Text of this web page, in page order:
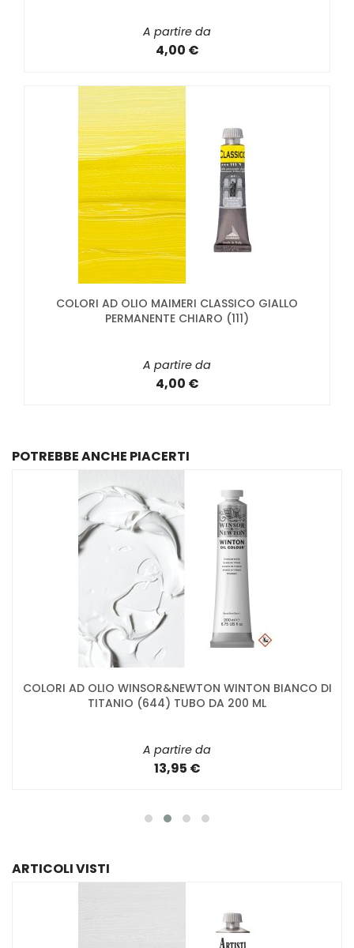
A partire da
4,00 €
COLORI AD OLIO MAIMERI CLASSICO GIALLO
PERMANENTE CHIARO (111)
A partire da
4,00 €
POTREBBE ANCHE PIACERTI
COLORI AD OLIO WINSOR&NEWTON WINTON BIANCO DI
TITANIO (644) TUBO DA 200 ML
A partire da
13,95 €
ARTICOLI VISTI